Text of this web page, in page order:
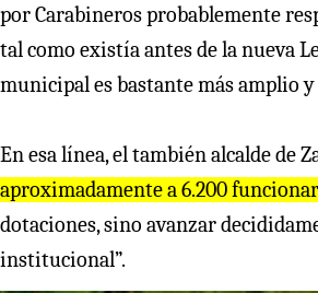
por Carabineros probablemente
tal como existía antes de la nueva
municipal es bastante más amplio
En esa línea, el también alcalde de
aproximadamente a 6.200
dotaciones, sino avanzar
institucional”.